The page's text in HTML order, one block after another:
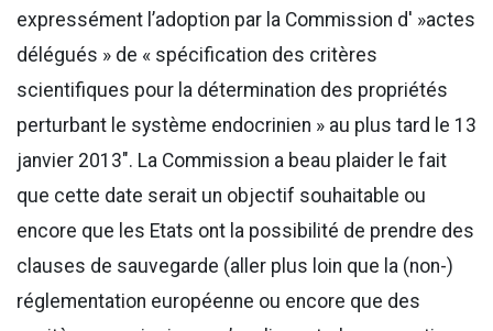
expressément l’adoption par la Commission d' »actes
délégués » de « spécification des critères
scientifiques pour la détermination des propriétés
perturbant le système endocrinien » au plus tard le 13
janvier 2013″. La Commission a beau plaider le fait
que cette date serait un objectif souhaitable ou
encore que les Etats ont la possibilité de prendre des
clauses de sauvegarde (aller plus loin que la (non-)
réglementation européenne ou encore que des